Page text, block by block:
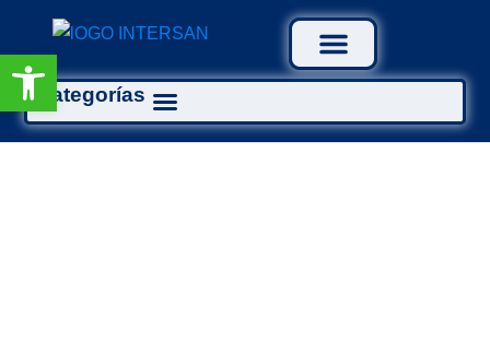
Categorías
Abrir barra de herramientas